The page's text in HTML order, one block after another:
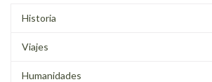
Historia
Viajes
Humanidades